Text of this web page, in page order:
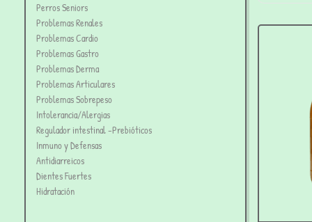
Perros Seniors
Problemas Renales
Problemas Cardio
Problemas Gastro
Problemas Derma
Problemas Articulares
Problemas Sobrepeso
Intolerancia/Alergias
Regulador intestinal -Prebióticos
Inmuno y Defensas
Antidiarreicos
Dientes Fuertes
Hidratación